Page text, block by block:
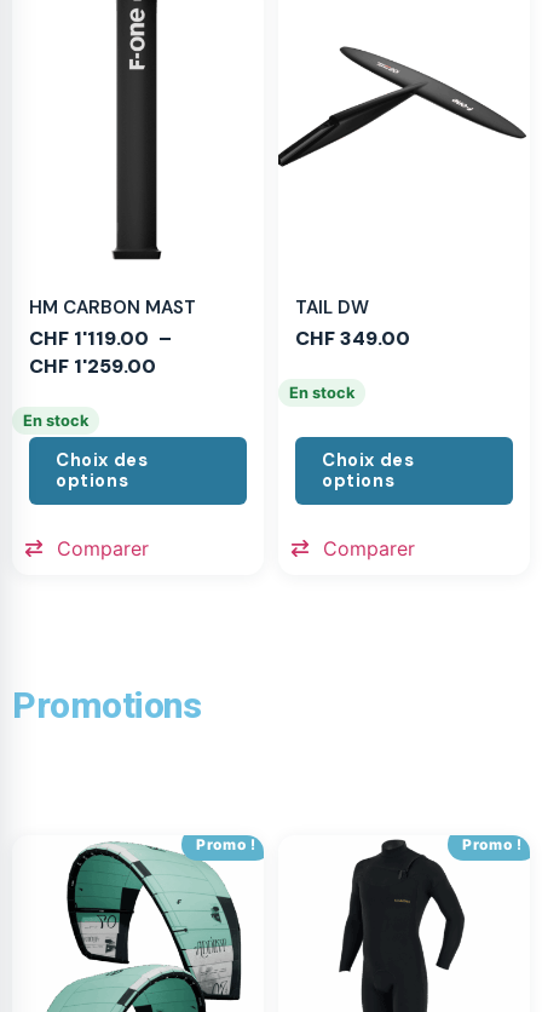
HM CARBON MAST
CHF 1'119.00 –
CHF 1'259.00
En stock
Choix des
options
Comparer
TAIL DW
CHF349.00
En stock
Choix des
options
Comparer
Promotions
Promo ! Promo !